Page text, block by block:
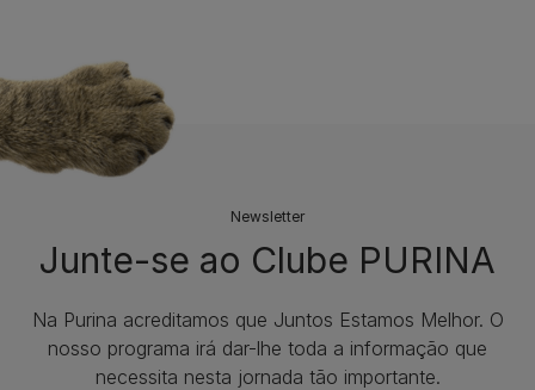
Newsletter
Junte-se ao Clube PURINA
Na Purina acreditamos que Juntos Estamos Melhor. O
nosso programa irá dar-lhe toda a informação que
necessita nesta jornada tão importante.